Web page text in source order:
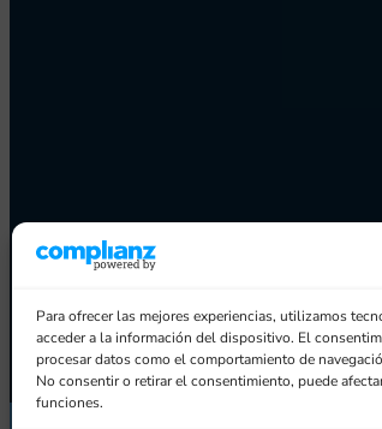
Para ofrecer las mejores experiencias, utilizamos
acceder a la información del dispositivo. El
procesar datos como el comportamiento de
No consentir o retirar el consentimiento, puede
funciones.